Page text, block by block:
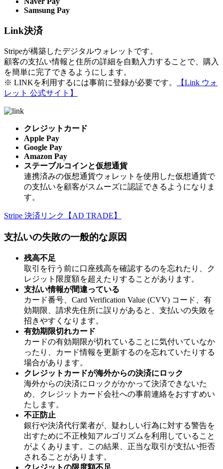
Samsung Pay
Link決済
Stripeが構築したデジタルウォレットです。
顧客の支払い情報と住所の詳細を自動入力することで、購入
を簡単に完了できるようにします。
※ LINKを利用するには事前に登録が必要です。
【Link ウォ
レット 公式サイト】
クレジットカード
Apple Pay
Google Pay
Amazon Pay
ステーブルコインと仮想通貨
連携済みの仮想通貨ウォレットを使用した仮想通貨で
の支払いを顧客がスムーズに認証できるようになりま
す。
Stripe 決済リンク【AD TRADE】
支払いの失敗の一般的な原因
残高不足
取引を行う前に口座残高を確認するのを忘れたり、ク
レジット限度額を超えたりすることがあります。
支払い情報が間違っている
カード番号、Card Verification Value (CVV) コード、有
効期限、請求先住所に誤りがあると、支払いの失敗を
招きやすくなります。
有効期限切れカード
カードの有効期限が切れていることに気付いていなか
ったり、カード情報を更新するのを忘れていたりする
場合があります。
クレジットカードが海外からの決済にロック
海外からの決済にロックがかかって決済できないた
め、クレジットカード会社への事前連絡をおすすめい
たします。
不正防止
銀行や決済代行業者が、疑わしい行為に対する警告を
出すために不正検知アルゴリズムを利用していること
がよくあります。この結果、正当な取引が支払い拒否
されることがあります。
クレジットの限度額不足